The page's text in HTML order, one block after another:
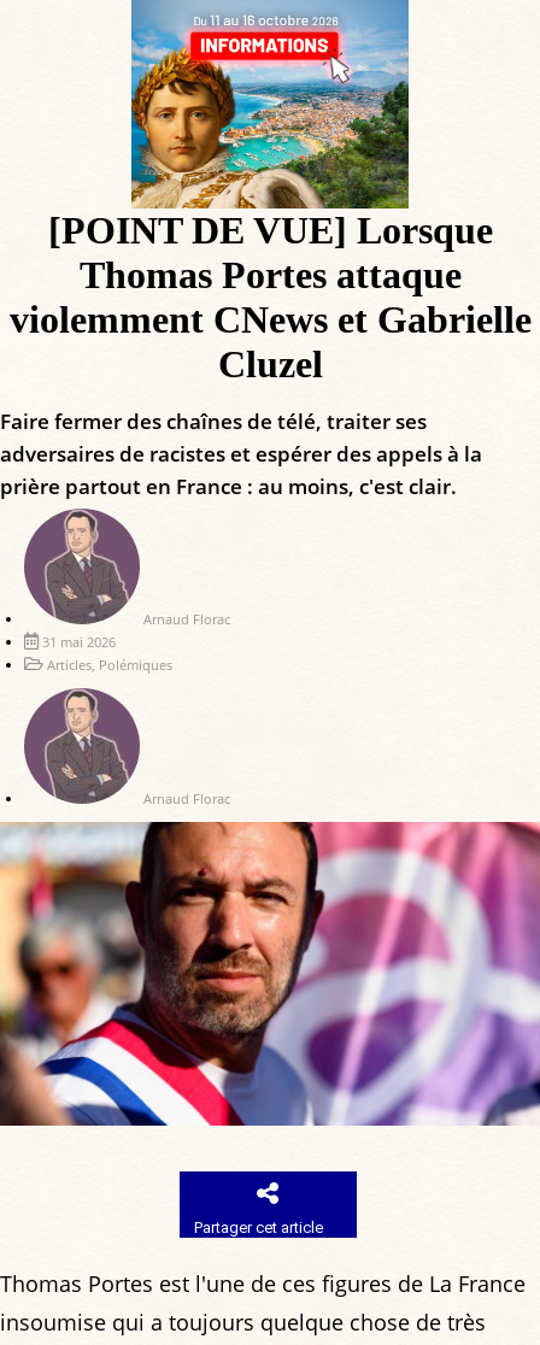
[POINT DE VUE] Lorsque
Thomas Portes attaque
violemment CNews et Gabrielle
Cluzel
Faire fermer des chaînes de télé, traiter ses
adversaires de racistes et espérer des appels à la
prière partout en France : au moins, c'est clair.
Arnaud Florac
31 mai 2026
Articles, Polémiques
Arnaud Florac
Partager cet article
Thomas Portes est l'une de ces figures de La France
insoumise qui a toujours quelque chose de très